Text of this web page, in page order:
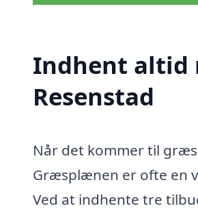
Indhent altid
Resenstad
Når det kommer til
Græsplænen er ofte en
Ved at indhente tre